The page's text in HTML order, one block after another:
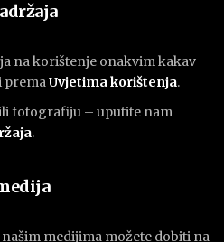
na korištenje onakvim kakav
premaUvjetima korištenja.
fotografiju – uputite nam
.
medijima možete dobiti na